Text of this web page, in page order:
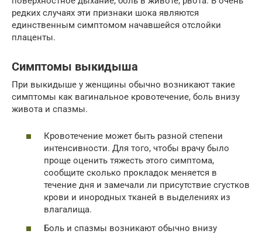
редких случаях эти признаки шока являются
единственным симптомом начавшейся отслойки
плаценты.
Симптомы выкидыша
При выкидыше у женщины обычно возникают такие
симптомы как вагинальное кровотечение, боль внизу
живота и спазмы.
Кровотечение может быть разной степени
интенсивности. Для того, чтобы врачу было
проще оценить тяжесть этого симптома,
сообщите сколько прокладок меняется в
течение дня и замечали ли присутствие сгустков
крови и инородных тканей в выделениях из
влагалища.
Боль и спазмы возникают обычно внизу